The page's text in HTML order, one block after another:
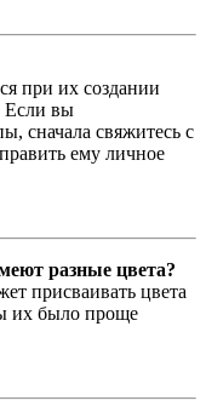
при их создании
Если вы
сначала свяжитесь с
ему личное
разные цвета?
присваивать цвета
их было проще